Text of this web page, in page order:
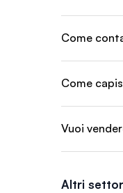
Come
Come
Vuoi
Altri